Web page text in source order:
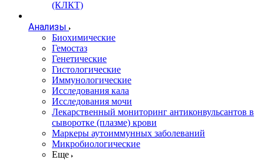
(КЛКТ)
Анализы
Биохимические
Гемостаз
Генетические
Гистологические
Иммунологические
Исследования кала
Исследования мочи
Лекарственный мониторинг антиконвульсантов в
сыворотке (плазме) крови
Маркеры аутоиммунных заболеваний
Микробиологические
Еще